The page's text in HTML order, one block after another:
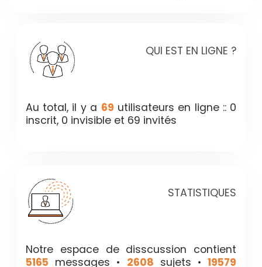
QUI EST EN LIGNE ?
Au total, il y a 69 utilisateurs en ligne :: 0
inscrit, 0 invisible et 69 invités
STATISTIQUES
Notre espace de disscussion contient
5165 messages • 2608 sujets •19579